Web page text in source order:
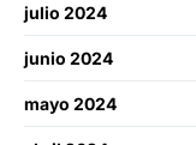
julio 2024
junio 2024
mayo 2024